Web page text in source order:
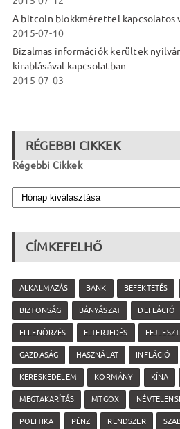
A bitcoin blokkmérettel kapcsolatos
2015-07-10
Bizalmas információk kerültek
kirablásával kapcsolatban
2015-07-03
RÉGEBBI CIKKEK
Régebbi Cikkek
CÍMKEFELHŐ
ALKALMAZÁS BANK BEFEKTETÉS
BIZTONSÁG BÁNYÁSZAT DEFLÁCIÓ
ELLENŐRZÉS ELTERJEDÉS
GAZDASÁG HASZNÁLAT INFLÁCIÓ
KERESKEDELEM KORMÁNY KÍNA
MEGTAKARÍTÁS MTGOX
POLITIKA PÉNZ RENDSZER